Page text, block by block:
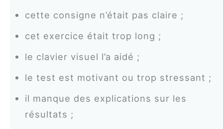
cette consigne n’était pas claire ;
cet exercice était trop long ;
le clavier visuel l’a aidé ;
le test est motivant ou trop stressant ;
il manque des explications sur les
résultats ;